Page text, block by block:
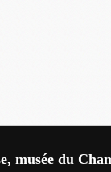
musée du